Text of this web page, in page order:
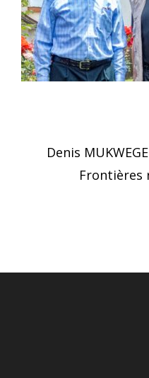
Post
navigation
Denis
Frontières